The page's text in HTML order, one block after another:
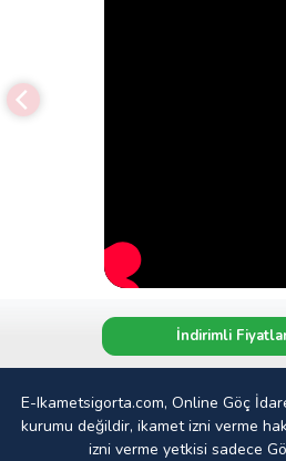
İndirimli
E-Ikametsigorta.com, Online Göç
kurumu değildir, ikamet izni verme
izni verme yetkisi sadece